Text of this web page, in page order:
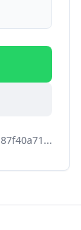
87f40a71 ...